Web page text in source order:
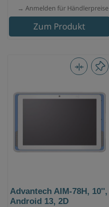
→ Anmelden für Händlerpreise
Zum Produkt
Advantech AIM-78H, 10'',
Android 13, 2D